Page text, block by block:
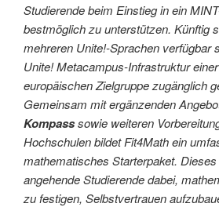
Studierende beim Einstieg in ein
bestmöglich zu unterstützen. Künftig
mehreren Unite!-Sprachen verfügbar
Unite! Metacampus-Infrastruktur
europäischen Zielgruppe zugänglich
Gemeinsam mit ergänzenden
Kompasssowie weiteren
Hochschulen bildet Fit4Math ein
mathematisches Starterpaket.
angehende Studierende dabei,
zu festigen, Selbstvertrauen